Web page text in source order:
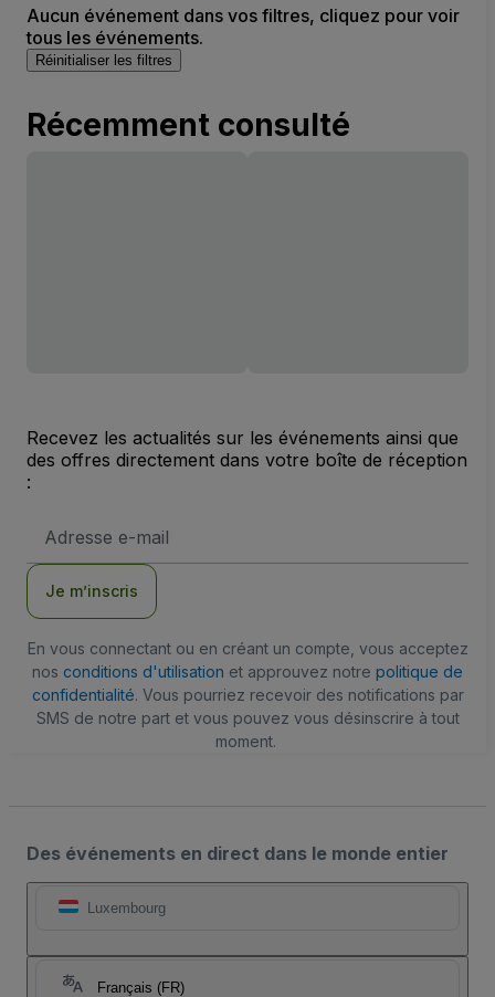
Aucun événement dans vos filtres, cliquez pour voir
tous les événements.
Réinitialiser les filtres
Récemment consulté
Recevez les actualités sur les événements ainsi que
des offres directement dans votre boîte de réception
:
e-
Je m’inscris
En vous connectant ou en créant un compte, vous acceptez
nos conditions d'utilisation et approuvez notre politique de
confidentialité. Vous pourriez recevoir des notifications par
SMS de notre part et vous pouvez vous désinscrire à tout
moment.
Des événements en direct dans le monde entier
Luxembourg
Français (FR)